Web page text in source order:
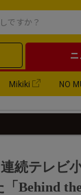
ニ
Mikiki NO
続テレビ
Behind